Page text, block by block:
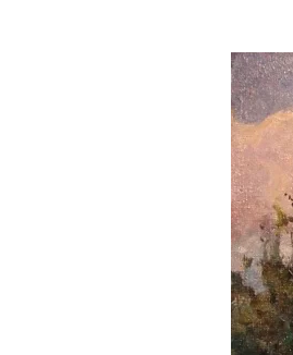
Придорожные кафе
Другие рубрики